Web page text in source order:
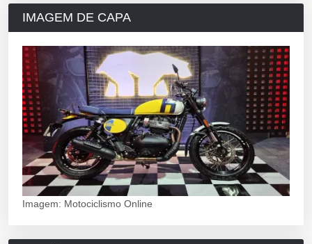
IMAGEM DE CAPA
Imagem: Motociclismo Online